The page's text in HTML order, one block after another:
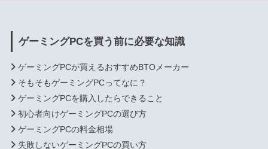
ゲーミングPCを買う前に必要な知識
ゲーミングPCが買えるおすすめBTOメーカー
そもそもゲーミングPCってなに？
ゲーミングPCを購入したらできること
初心者向けゲーミングPCの選び方
ゲーミングPCの料金相場
失敗しないゲーミングPCの買い方